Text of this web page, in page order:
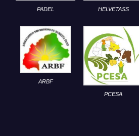
PADEL HELVETASS
ARBF
PCESA